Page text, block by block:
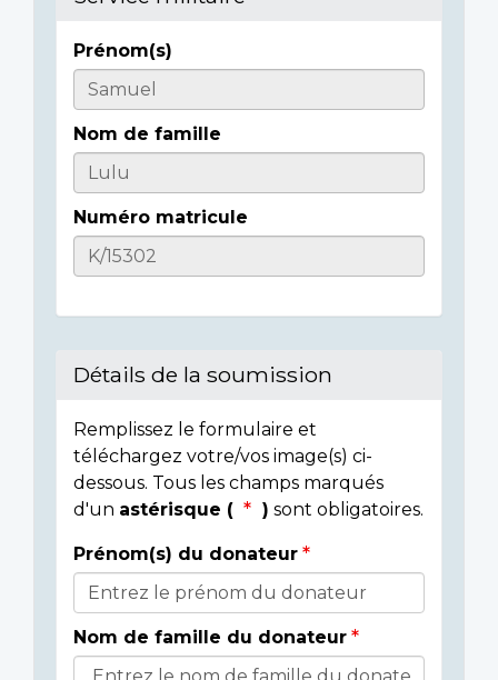
Informations
sur
l'individu
Prénom(s)
Nom de famille
Numéro matricule
Détails de la soumission
Remplissez le formulaire et
téléchargez votre/vos image(s) ci-
dessous. Tous les champs marqués
d'un astérisque ( ) sont obligatoires.
Détails
du
donateur
Prénom(s) du donateur
Nom de famille du donateur